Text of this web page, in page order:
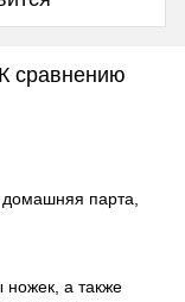
К сравнению
парта,
ножек, а также